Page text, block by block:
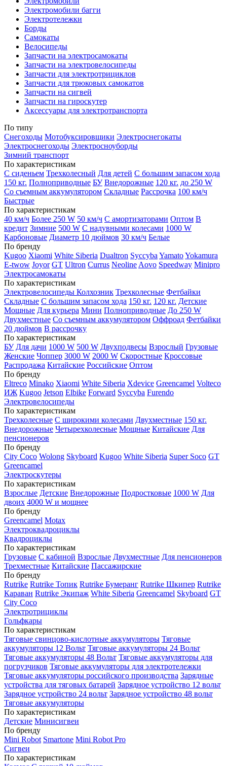
Электромобили багги
Электротележки
Борды
Самокаты
Велосипеды
Запчасти на электросамокаты
Запчасти на электровелосипеды
Запчасти для электротрициклов
Запчасти для трюковых самокатов
Запчасти на сигвей
Запчасти на гироскутер
Аксессуары для электротранспорта
По типу
Снегоходы Мотобуксировщики Электроснегокаты
Электроснегоходы Электросноуборды
Зимний транспорт
По характеристикам
С сиденьем Трехколесный Для детей С большим запасом хода
150 кг. Полноприводные БУ Внедорожные 120 кг. до 250 W
Со съемным аккумулятором Складные Рассрочка 100 км/ч
Быстрые
По характеристикам
40 км/ч Более 250 W 50 км/ч С амортизаторами Оптом В
кредит Зимние 500 W С надувными колесами 1000 W
Карбоновые Диаметр 10 дюймов 30 км/ч Белые
По бренду
Kugoo Xiaomi White Siberia Dualtron Syccyba YamatoYokamura
E-twow Joyor GT Ultron Currus Neoline Aovo Speedway Minipro
Электросамокаты
По характеристикам
Электровелосипеды Колхозник Трехколесные Фетбайки
Складные С большим запасом хода 150 кг. 120 кг. Детские
Мощные Для курьера Мини Полноприводные До 250 W
Двухместные Со съемным аккумулятором Оффроад Фетбайки
20 дюймов В рассрочку
По характеристикам
БУ Для дачи 1000 W 500 W Двухподвесы Взрослый Грузовые
Женские Чоппер 3000 W 2000 W Скоростные Кроссовые
Распродажа Китайские Российские Оптом
По бренду
Eltreco Minako Xiaomi White Siberia Xdevice Greencamel Volteco
ИЖ Kugoo Jetson Elbike Forward Syccyba Furendo
Электровелосипеды
По характеристикам
Трехколесные С широкими колесами Двухместные 150 кг.
Внедорожные Четырехколесные Мощные Китайские Для
пенсионеров
По бренду
City Coco Wolong Skyboard Kugoo White Siberia Super Soco GT
Greencamel
Электроскутеры
По характеристикам
Взрослые Детские Внедорожные Подростковые 1000 W Для
двоих 4000 W и мощнее
По бренду
Greencamel Motax
Электроквадроциклы
Квадроциклы
По характеристикам
Грузовые С кабиной Взрослые Двухместные Для пенсионеров
Трехместные Китайские Пассажирские
По бренду
Rutrike Rutrike Топик Rutrike Бумеранг Rutrike Шкипер Rutrike
Караван Rutrike Экипаж White Siberia Greencamel Skyboard GT
City Coco
Электротрициклы
Гольфкары
По характеристикам
Тяговые свинцово-кислотные аккумуляторы Тяговые
аккумуляторы 12 Вольт Тяговые аккумуляторы 24 Вольт
Тяговые аккумуляторы 48 Вольт Тяговые аккумуляторы для
погрузчиков Тяговые аккумуляторы для электротележки
Тяговые аккумуляторы российского производства Зарядные
устройства для тяговых батарей Зарядное устройство 12 вольт
Зарядное устройство 24 вольт Зарядное устройство 48 вольт
Тяговые аккумуляторы
По характеристикам
Детские Минисигвеи
По бренду
Mini Robot Smartone Mini Robot Pro
Сигвеи
По характеристикам